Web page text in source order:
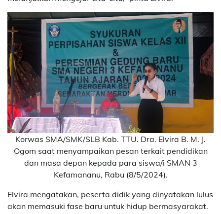
Korwas SMA/SMK/SLB Kab. TTU. Dra. Elvira B. M. J.
Ogom saat menyampaikan pesan terkait pendidikan
dan masa depan kepada para siswa/i SMAN 3
Kefamananu, Rabu (8/5/2024).
Elvira mengatakan, peserta didik yang dinyatakan lulus
akan memasuki fase baru untuk hidup bermasyarakat.